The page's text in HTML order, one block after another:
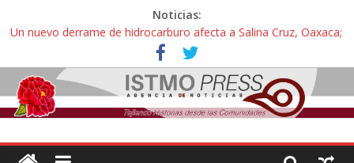
Noticias:
Un nuevo derrame de hidrocarburo afecta a Salina Cruz, Oaxaca;
ahora pescadores de Salinas del Marqués denuncian daños de
Pemex
Ángel, el joven autista expulsado por la Universidad Bienestar de
Ixtepec, Oaxaca vuelve a las aulas tras amparo
Familiares de periodista Alejandro Leyva se reúnen con titular de
intelectuales de su asesinato